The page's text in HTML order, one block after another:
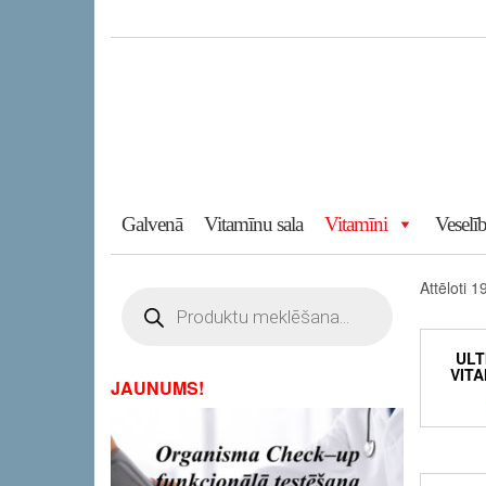
Galvenā Vitamīnu sala Vitamīni
search
JAUNUMS!
Attēloti